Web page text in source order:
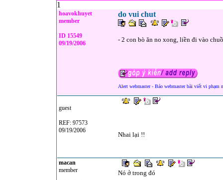
1
hoavokhuyet
member
ID 15549
09/19/2006
do vui chut
- 2 con bò ăn no xong, liền đi vào
Alert webmaster - Báo webmaster bài viết vi phạm
guest
REF: 97573
09/19/2006
Nhai lại !!
macan
member
Nó ở trong đó